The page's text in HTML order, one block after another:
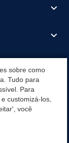
sobre como
Tudo para
Para
customizá-los,
você